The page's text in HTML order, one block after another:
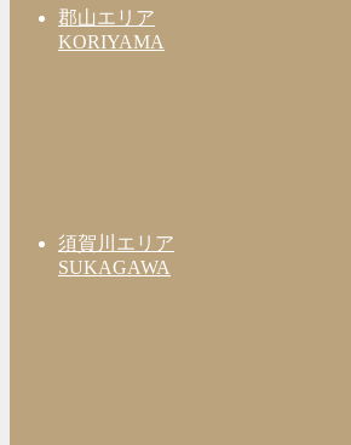
郡山エリア
KORIYAMA
須賀川エリア
SUKAGAWA